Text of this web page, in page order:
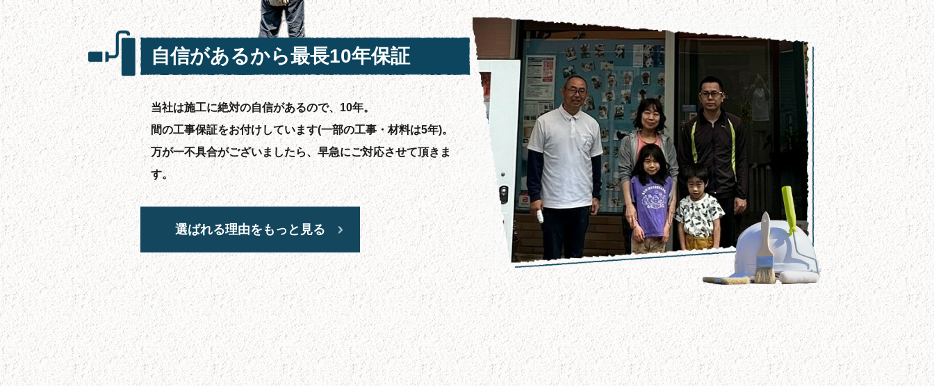
自信があるから最長10年保証
当社は施工に絶対の自信があるので、10年。
間の工事保証をお付けしています(一部の工事・材料は5年)。
万が一不具合がございましたら、早急にご対応させて頂きま
す。
選ばれる理由をもっと見る